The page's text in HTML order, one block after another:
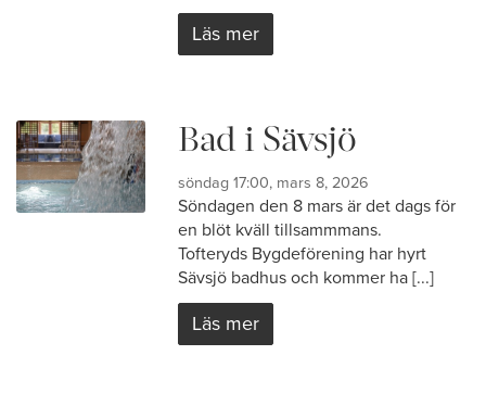
Läs mer
Bad i Sävsjö
söndag 17:00, mars 8, 2026
Söndagen den 8 mars är det dags för
en blöt kväll tillsammmans.
Tofteryds Bygdeförening har hyrt
Sävsjö badhus och kommer ha [...]
Läs mer